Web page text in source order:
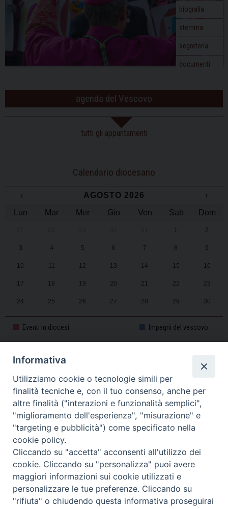
biografia
stemma
segreteria
documenti
agenda del Vescovo
tutti gli appuntamenti
Calendario diocesano
‹ AGOSTO 2026
›
Lun
Mar Mer Gio Ven Sab Dom
1 2
3 4 5 6 7 8 9
10 11 12 13 14 15 16
17 18 19 20 21 22 23
24 25 26 27 28 29 30
31 1 2 3 4 5 6
Eventi in diocesi Impegni del vescovo
CALENDARIO PASTORALE 2025-2026
Piazza Duomo, 11 - 27100 Pavia - Tel. 0382.386511 - Fax
Twitter
Informativa
Utilizziamo cookie o tecnologie simili per
finalità tecniche e, con il tuo consenso, anche per
altre finalità ("interazioni e funzionalità semplici",
"miglioramento dell'esperienza", "misurazione" e
"targeting e pubblicità") come specificato nella
cookie policy.
Cliccando su "accetta" acconsenti all'utilizzo dei
cookie. Cliccando su "personalizza" puoi avere
maggiori informazioni sui cookie utilizzati e
personalizzare le tue preferenze. Cliccando su
"rifiuta" o chiudendo questa informativa proseguirai